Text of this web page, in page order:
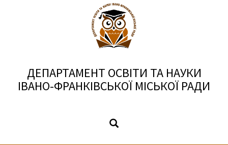
ДЕПАРТАМЕНТ ОСВІТИ ТА НАУКИ
ІВАНО-ФРАНКІВСЬКОЇ МІСЬКОЇ РАДИ